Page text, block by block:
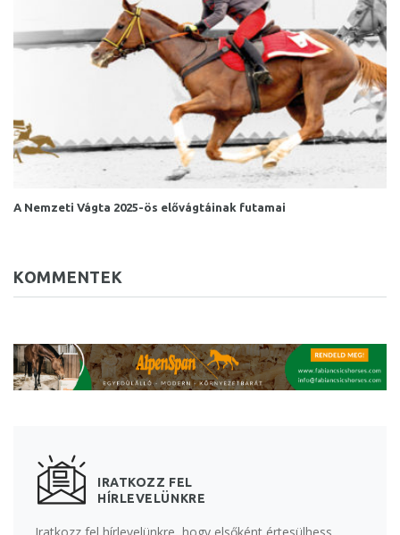
A Nemzeti Vágta 2025-ös elővágtáinak futamai
KOMMENTEK
IRATKOZZ FEL
HÍRLEVELÜNKRE